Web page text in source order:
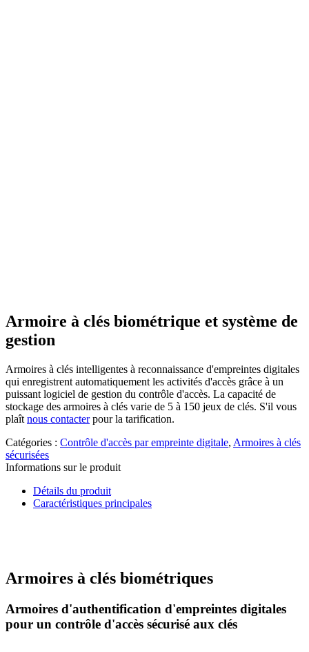
Armoire à clés biométrique et système de
gestion
Armoires à clés intelligentes à reconnaissance d'empreintes digitales
qui enregistrent automatiquement les activités d'accès grâce à un
puissant logiciel de gestion du contrôle d'accès. La capacité de
stockage des armoires à clés varie de 5 à 150 jeux de clés. S'il vous
plaît nous contacterpour la tarification.
Catégories : Contrôle d'accès par empreinte digitale, Armoires à clés
sécurisées
Informations sur le produit
Détails du produit
Caractéristiques principales
Armoires à clés biométriques
Armoires d'authentification d'empreintes digitales
pour un contrôle d'accès sécurisé aux clés